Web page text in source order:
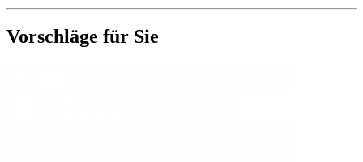
Vorschläge für Sie